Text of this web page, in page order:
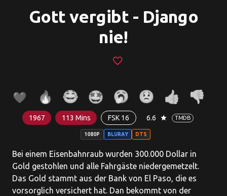
Gott vergibt - Django
nie!
favorite_border
1967 113 Mins FSK 16 6.6 star TMDB
1080P BLURAY DTS
Bei einem Eisenbahnraub wurden 300.000 Dollar in
Gold gestohlen und alle Fahrgäste niedergemetzelt.
Das Gold stammt aus der Bank von El Paso, die es
vorsorglich versichert hat. Dan bekommt von der